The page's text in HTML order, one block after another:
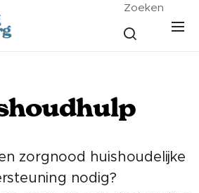
Zoeken
zorgnood huishoudelijke
nodig?